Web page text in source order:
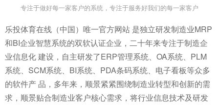
专注于做好每一家客户的系统，专注于服务好我们的每一家客户
乐投体育在线（中国）唯一官方网站 是独立研发制造业MRP
和BI企业智慧系统的双软认证企业，二十年来专注于制造企
业信息化 建设，自主研发了ERP管理系统、OA系统、PLM
系统、SCM系统、BI系统、PDA条码系统、电子看板等众多
的软件产 品，多年来，顺景紧紧围绕制造业转型和创新的需
求，顺景贴合制造业客户核心需求，将行业信息技术及研发